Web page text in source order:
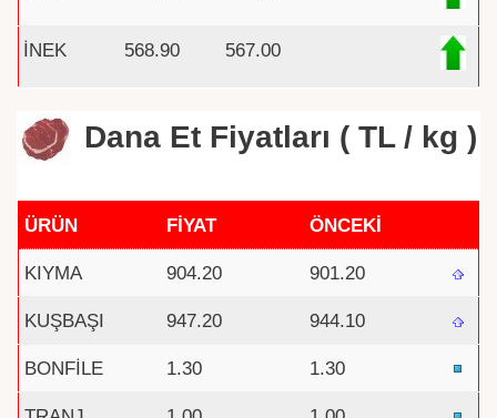
İNEK 568.90 567.00
Dana Et Fiyatları ( TL / kg )
ÜRÜN FİYAT ÖNCEKİ
KIYMA 904.20 901.20
KUŞBAŞI 947.20 944.10
BONFİLE 1.30 1.30